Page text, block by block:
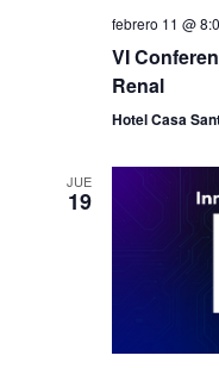
febrero 11 @
VI
Renal
Hotel Casa
JUE
19